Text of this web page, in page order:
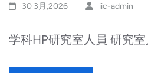
30 3月,2026 iic-admin
学科HP研究室人員 研究